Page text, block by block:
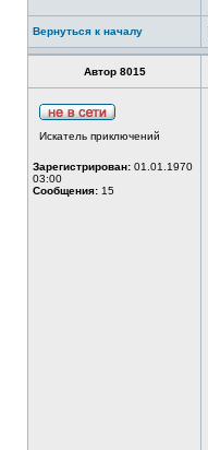
Вернуться к началу
Автор 8015
Искатель приключений
Зарегистрирован: 01.01.1970
03:00
Сообщения: 15